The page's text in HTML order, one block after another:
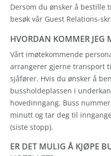
Dersom du ønsker å bestille
besøk vår Guest Relations-
HVORDAN KOMMER JEG
Vårt imøtekommende
arrangerer gjerne transport
sjåfører. Hvis du ønsker å
bussholdeplassen i
hovedinngang. Buss
minutt og tar deg til
(siste stopp).
ER DET MULIG Å KJØPE